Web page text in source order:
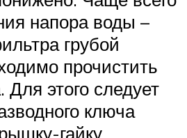
напора воды –
грубой
прочистить
Для этого следует
ключа
гайку